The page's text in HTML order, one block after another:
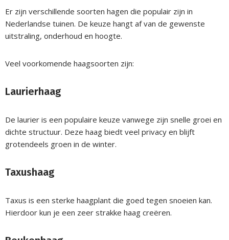
Er zijn verschillende soorten hagen die populair zijn in
Nederlandse tuinen. De keuze hangt af van de gewenste
uitstraling, onderhoud en hoogte.
Veel voorkomende haagsoorten zijn:
Laurierhaag
De laurier is een populaire keuze vanwege zijn snelle groei en
dichte structuur. Deze haag biedt veel privacy en blijft
grotendeels groen in de winter.
Taxushaag
Taxus is een sterke haagplant die goed tegen snoeien kan.
Hierdoor kun je een zeer strakke haag creëren.